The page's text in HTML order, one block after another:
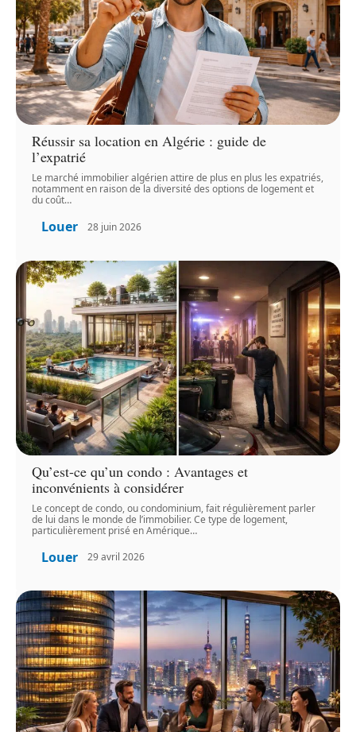
Réussir sa location en Algérie : guide de
l’expatrié
Le marché immobilier algérien attire de plus en plus les expatriés,
notamment en raison de la diversité des options de logement et
du coût…
Louer 28 juin 2026
Qu’est-ce qu’un condo : Avantages et
inconvénients à considérer
Le concept de condo, ou condominium, fait régulièrement parler
de lui dans le monde de l’immobilier. Ce type de logement,
particulièrement prisé en Amérique…
Louer 29 avril 2026